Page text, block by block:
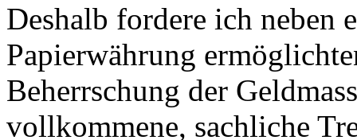
Deshalb fordere ich neben
Papierwährung
Beherrschung der
vollkommene, sachliche